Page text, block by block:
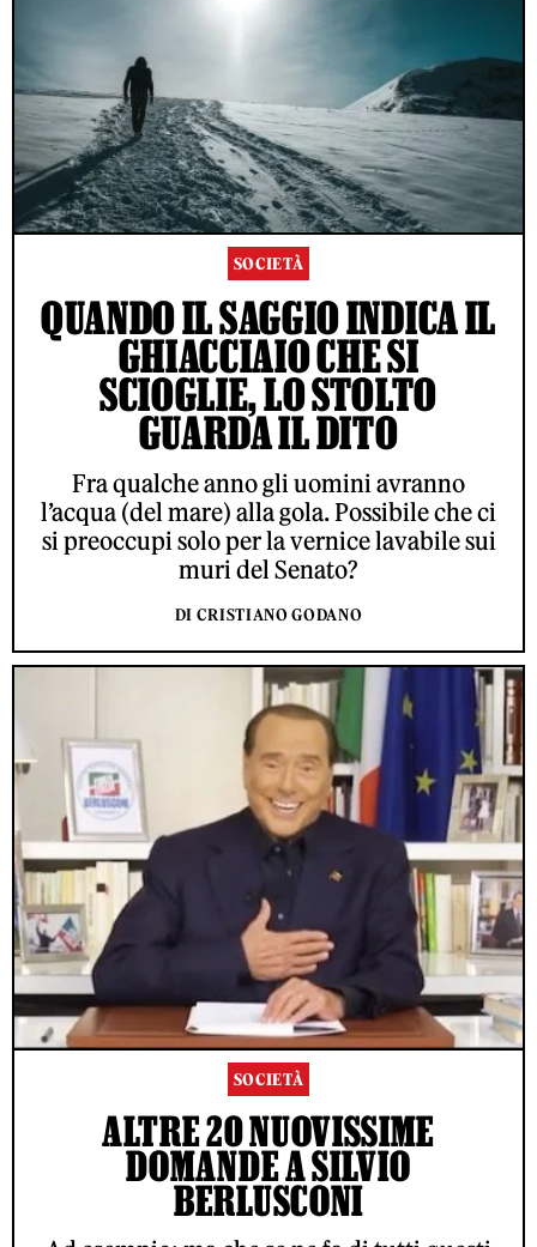
SOCIETÀ
QUANDO IL SAGGIO INDICA IL
GHIACCIAIO CHE SI
SCIOGLIE, LO STOLTO
GUARDA IL DITO
Fra qualche anno gli uomini avranno
l’acqua (del mare) alla gola. Possibile che ci
si preoccupi solo per la vernice lavabile sui
muri del Senato?
DI CRISTIANO GODANO
SOCIETÀ
ALTRE 20 NUOVISSIME
DOMANDE A SILVIO
BERLUSCONI